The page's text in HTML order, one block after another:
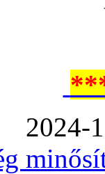
2024-